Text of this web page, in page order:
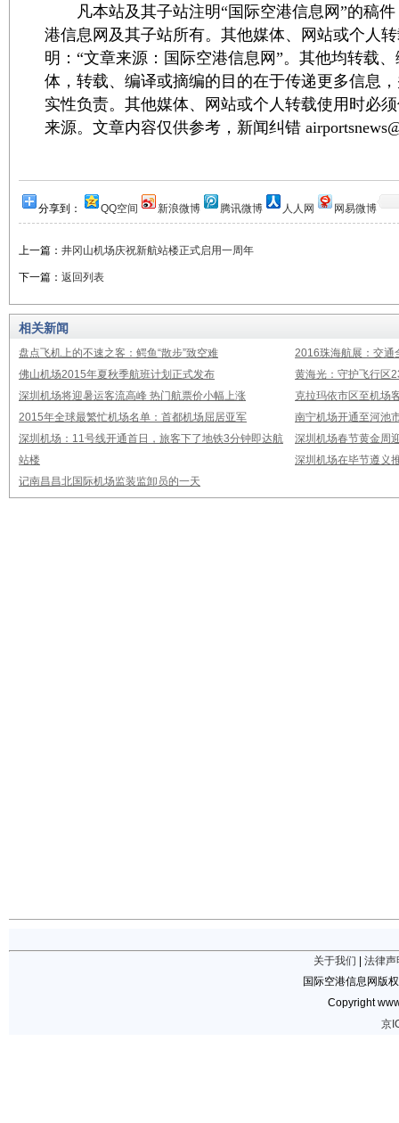
凡本站及其子站注明“国际空港信息网”的稿件
港信息网及其子站所有。其他媒体、网站或个人
明：“文章来源：国际空港信息网”。其他均转载
体，转载、编译或摘编的目的在于传递更多信息
实性负责。其他媒体、网站或个人转载使用时必
来源。文章内容仅供参考，新闻纠错
分享到： QQ空间 新浪微博 腾讯微博 人人网 网易微博
上一篇： 井冈山机场庆祝新航站楼正式启用一周年
下一篇： 返回列表
相关新闻
盘点飞机上的不速之客：鳄鱼“散步”致空难
2016珠海航展：交通
佛山机场2015年夏秋季航班计划正式发布
黄海光：守护飞行区
深圳机场将迎暑运客流高峰 热门航票价小幅上涨
克拉玛依市区至机场
2015年全球最繁忙机场名单：首都机场屈居亚军
南宁机场开通至河池
深圳机场：11号线开通首日，旅客下了地铁3分钟即达航
站楼
深圳机场春节黄金周
深圳机场在毕节遵义
记南昌昌北国际机场监装监卸员的一天
关于我们
法律声
国际空港信息网版
Copyright
京